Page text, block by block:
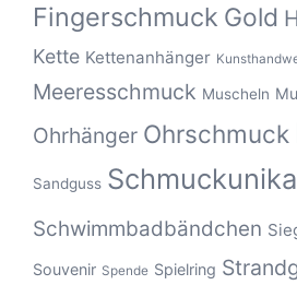
Fingerschmuck Gold
Kette Kettenanhänger
Meeresschmuck Muscheln
Ohrhänger Ohrschmuck
Sandguss
Schwimmbadbändchen
Souvenir Spende Spielring